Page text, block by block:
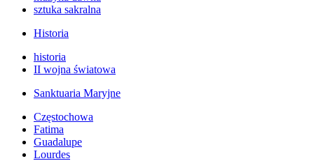
sztuka sakralna
Historia
historia
II wojna światowa
Sanktuaria Maryjne
Częstochowa
Fatima
Guadalupe
Lourdes